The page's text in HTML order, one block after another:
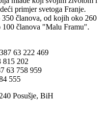
primjer svetoga Franje.
članova, od kojih oko 260
članova "Malu Framu".
63 222 469
815 202
63 758 959
555
Posušje, BiH